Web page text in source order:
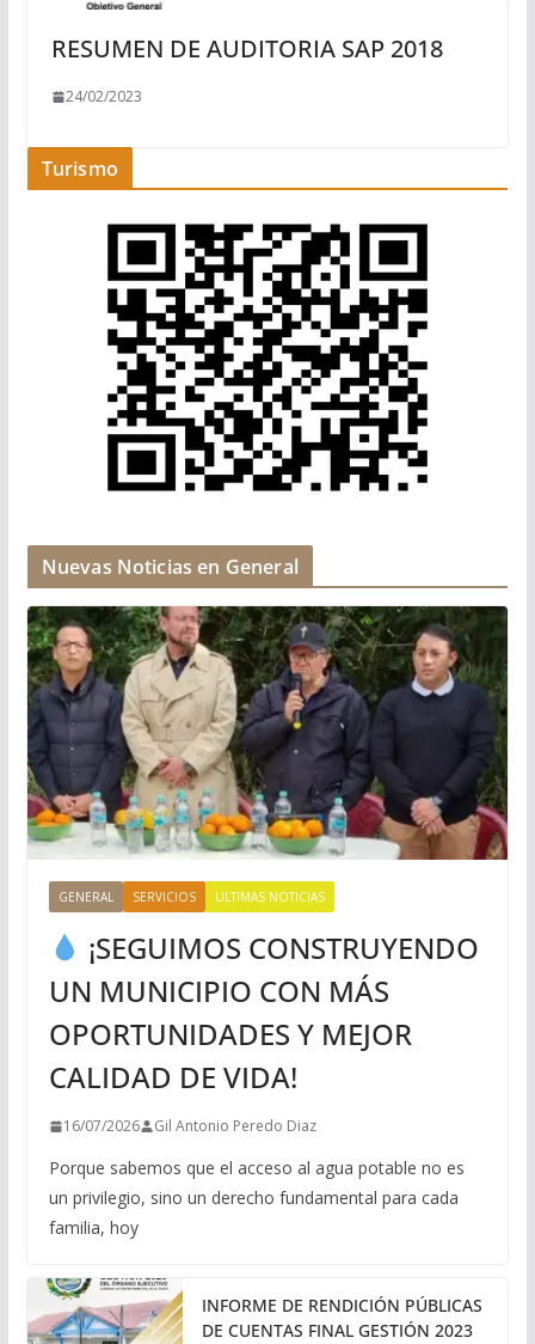
RESUMEN DE AUDITORIA SAP 2018
24/02/2023
Turismo
Nuevas Noticias en General
GENERAL SERVICIOS ULTIMAS NOTICIAS
¡SEGUIMOS CONSTRUYENDO
UN MUNICIPIO CON MÁS
OPORTUNIDADES Y MEJOR
CALIDAD DE VIDA!
16/07/2026 Gil Antonio Peredo Diaz
Porque sabemos que el acceso al agua potable no es
un privilegio, sino un derecho fundamental para cada
familia, hoy
INFORME DE RENDICIÓN PÚBLICAS
DE CUENTAS FINAL GESTIÓN 2023